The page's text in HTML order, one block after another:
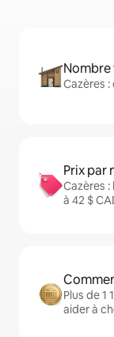
Cazères
Prix par
Cazères
à 42 $
Plus de 1
aider à